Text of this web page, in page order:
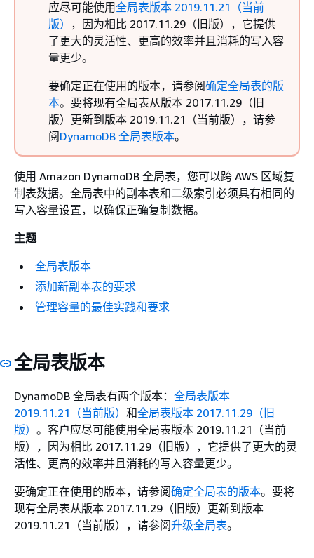
应尽可能使用全局表版本 2019.11.21（当前
版） ，因为相比 2017.11.29（旧版），它提供
了更大的灵活性、更高的效率并且消耗的写入容
量更少。
要确定正在使用的版本，请参阅确定全局表的版
本。要将现有全局表从版本 2017.11.29（旧
版）更新到版本 2019.11.21（当前版），请参
阅DynamoDB 全局表版本。
使用 Amazon DynamoDB 全局表，您可以跨 AWS 区域复
制表数据。全局表中的副本表和二级索引必须具有相同的
写入容量设置，以确保正确复制数据。
主题
全局表版本
添加新副本表的要求
管理容量的最佳实践和要求
全局表版本
DynamoDB 全局表有两个版本： 全局表版本
2019.11.21（当前版） 和全局表版本 2017.11.29（旧
版） 。客户应尽可能使用全局表版本 2019.11.21（当前
版），因为相比 2017.11.29（旧版），它提供了更大的灵
活性、更高的效率并且消耗的写入容量更少。
要确定正在使用的版本，请参阅确定全局表的版本。要将
现有全局表从版本 2017.11.29（旧版）更新到版本
2019.11.21（当前版），请参阅升级全局表。